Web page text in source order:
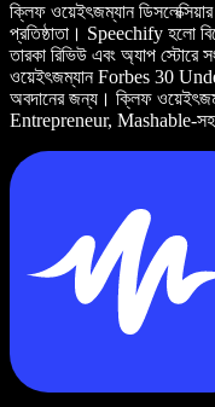
ক্লিফ ওয়েইৎজম্যান
প্রতিষ্ঠাতা। Speechify হলো
তারকা রিভিউ এবং অ্যাপ স্টোরে
ওয়েইৎজম্যান Forbes 30
অবদানের জন্য। ক্লিফ
Entrepreneur, Mashable-সহ